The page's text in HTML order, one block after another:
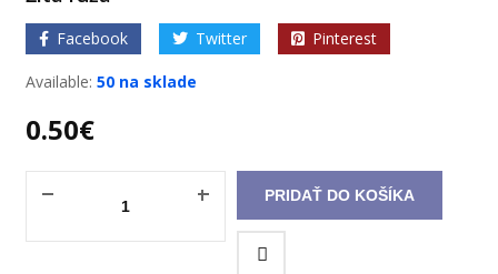
Facebook Twitter Pinterest
Available: 50 na sklade
0.50€
PRIDAŤ DO KOŠÍKA